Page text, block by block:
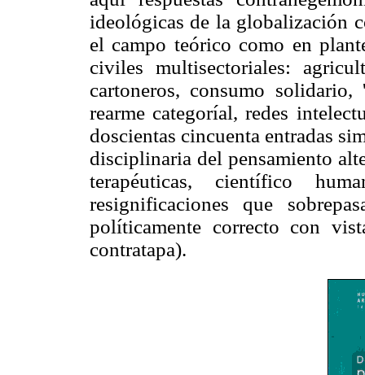
ideológicas de la globalización
el campo teórico como en
civiles multisectoriales:
cartoneros, consumo solidario,
rearme categoríal, redes
doscientas cincuenta entradas
disciplinaria del pensamiento
terapéuticas, científico
resignificaciones que
políticamente correcto con
contratapa).